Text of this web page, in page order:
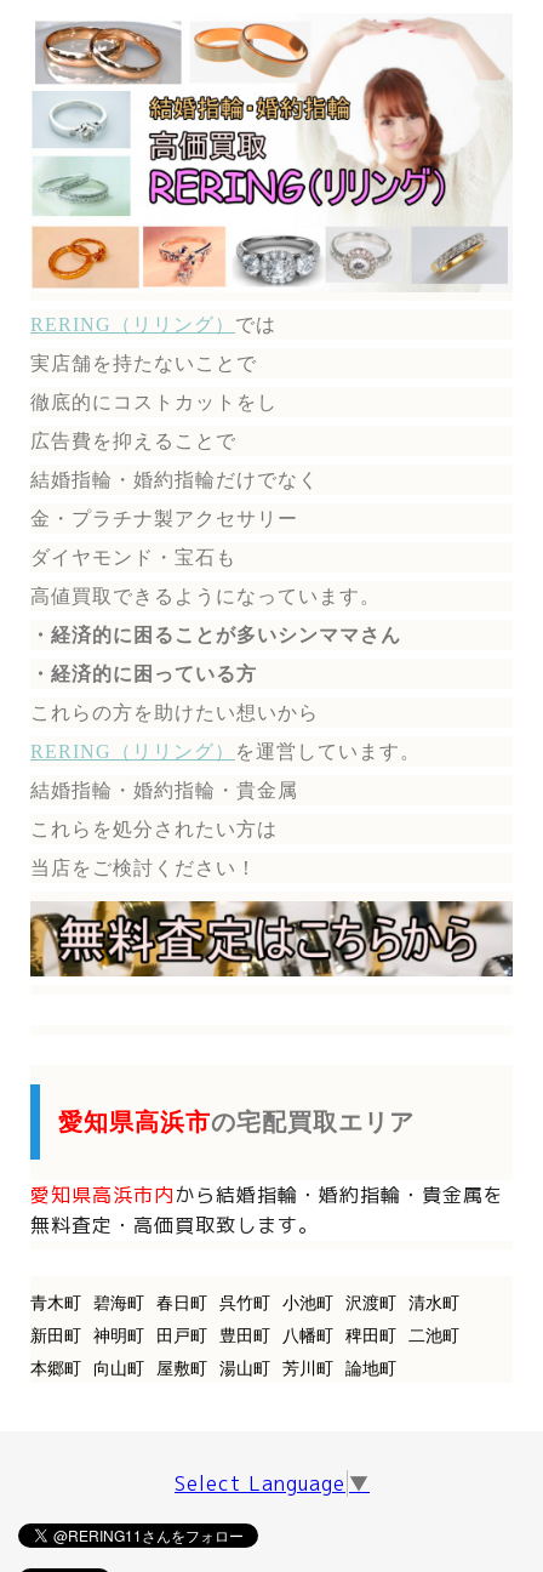
RERING（リリング） では
実店舗を持たないことで
徹底的にコストカットをし
広告費を抑えることで
結婚指輪・婚約指輪だけでなく
金・プラチナ製アクセサリー
ダイヤモンド・宝石も
高値買取できるようになっています。
・経済的に困ることが多いシンママさん
・経済的に困っている方
これらの方を助けたい想いから
RERING（リリング）
を運営しています。
結婚指輪・婚約指輪・貴金属
これらを処分されたい方は
当店をご検討ください！
愛知県高浜市の宅配買取エリア
愛知県高浜市内から結婚指輪・婚約指輪・貴金属を
無料査定・高価買取致します。
青木町 碧海町 春日町 呉竹町 小池町 沢渡町
清水町
新田町
神明町 田戸町 豊田町 八幡町 稗田町
二池町
本郷町
向山町 屋敷町 湯山町 芳川町 論地町
Select Language ▼